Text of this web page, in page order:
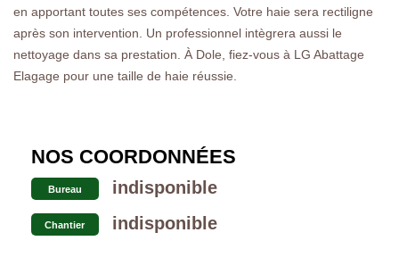
en apportant toutes ses compétences. Votre haie sera rectiligne
après son intervention. Un professionnel intègrera aussi le
nettoyage dans sa prestation. À Dole, fiez-vous à LG Abattage
Elagage pour une taille de haie réussie.
NOS COORDONNÉES
Bureau indisponible
Chantier indisponible